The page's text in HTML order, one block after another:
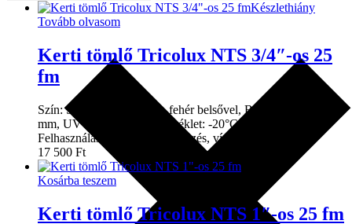
Készlethiány
Tovább olvasom
Kerti tömlő Tricolux NTS 3/4″-os 25
fm
Szín: Sárga, piros csíkkal, fehér belsővel, Belső átmérő: 19
mm, UV álló Üzemi hőmérséklet: -20°C – +60 °C,
Felhasználási terület: kerti öntözés, vízszállítás ...
17 500 Ft
Kosárba teszem
Kerti tömlő Tricolux NTS 1″-os 25 fm